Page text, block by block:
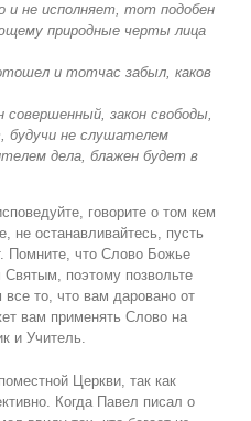
и не исполняет, тот подобен
природные черты лица
и тотчас забыл, каков
совершенный, закон свободы,
будучи не слушателем
дела, блажен будет в
говорите о том кем
не останавливайтесь, пусть
Помните, что Слово Божье
поэтому позвольте
то, что вам даровано от
вам применять Слово на
и Учитель.
Церкви, так как
Когда Павел писал о